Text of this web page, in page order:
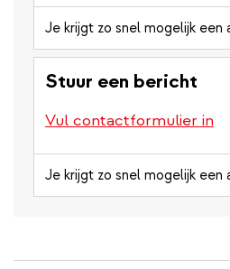
Je krijgt zo snel mogelijk een
Stuur een bericht
Vul contactformulier in
Je krijgt zo snel mogelijk een